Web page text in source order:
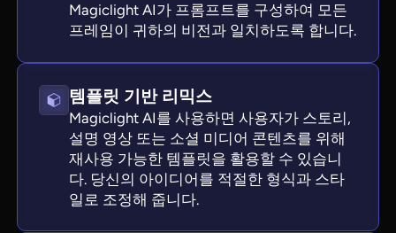
Magiclight AI가 프롬프트를 구성하여 모든
프레임이 귀하의 비전과 일치하도록 합니다.
템플릿 기반 리믹스
Magiclight AI를 사용하면 사용자가 스토리,
설명 영상 또는 소셜 미디어 콘텐츠를 위해
재사용 가능한 템플릿을 활용할 수 있습니
다. 당신의 아이디어를 적절한 형식과 스타
일로 조정해 줍니다.